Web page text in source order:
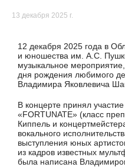
13 декабря 2025 г.
12 декабря 2025 года в
и юношества им. А.С.
музыкальное
дня рождения любимого
Владимира Яковлевича
В концерте принял
«FORTUNATE» (класс
Киппель и
вокального
выступления юных
из кадров известных
была написана